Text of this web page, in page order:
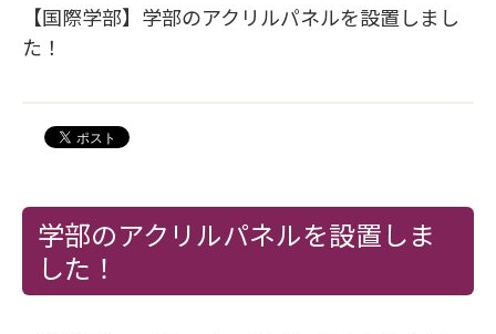
【国際学部】学部のアクリルパネルを設置しまし
た！
学部のアクリルパネルを設置しま
した！